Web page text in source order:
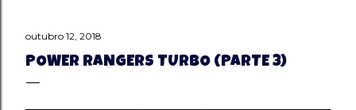
outubro 12, 2018
POWER RANGERS TURBO (PARTE 3)